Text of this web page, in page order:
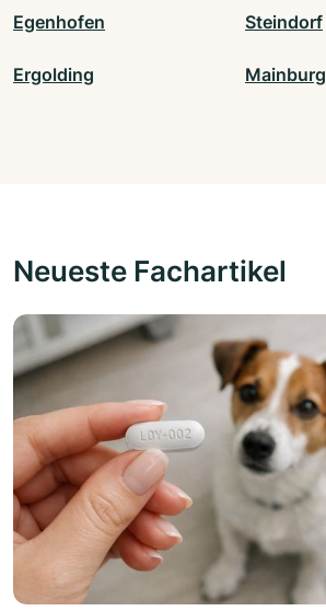
Egenhofen Steindorf
Ergolding Mainburg
Neueste Fachartikel